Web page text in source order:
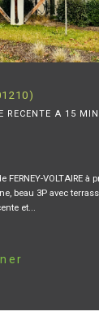
RECENTE A 15
VOLTAIRE à
beau 3P avec
et...